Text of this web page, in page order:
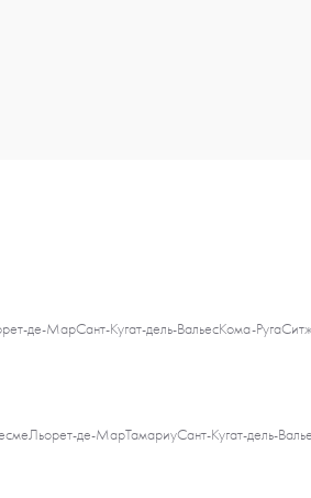
де-МарСант-Кугат-дель-ВальесКома-Руга
Льорет-де-МарТамариуСант-Кугат-дель-